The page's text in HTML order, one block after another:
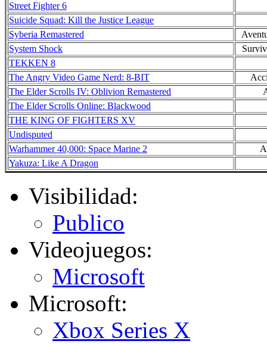
Street Fighter 6
Suicide Squad: Kill the Justice League
Syberia Remastered
System Shock
TEKKEN 8
The Angry Video Game Nerd: 8-BIT
The Elder Scrolls IV: Oblivion Remastered
The Elder Scrolls Online: Blackwood
THE KING OF FIGHTERS XV
Undisputed
Warhammer 40,000: Space Marine 2
Yakuza: Like A Dragon
Visibilidad:
Publico
Videojuegos:
Microsoft
Microsoft:
Xbox Series X